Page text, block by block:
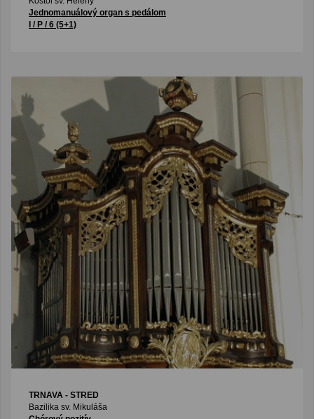
Jednomanuálový organ s pedálom
I / P / 6 (5+1)
TRNAVA - STRED
Bazilika sv. Mikuláša